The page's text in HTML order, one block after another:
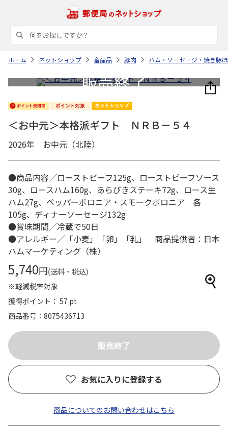
ホーム ネットショップ 畜産品 豚肉 ハム・ソーセージ・焼き豚
＜お中元＞本格派ギフト ＮＲＢ－５４
2026年 お中元（北陸）
●商品内容／ローストビーフ125g、ローストビーフソース
30g、ロースハム160g、あらびきステーキ72g、ロース生
ハム27g、ペッパーボロニア・スモークボロニア 各
105g、ディナーソーセージ132g
●賞味期間／冷蔵で50日
●アレルギー／「小麦」「卵」「乳」 商品提供者：日本
ハムマーケティング（株）
5,740円(送料・税込)
※軽減税率対象
獲得ポイント： 57 pt
商品番号
8075436713
お気に入りに登録する
商品についてのお問い合わせはこちら